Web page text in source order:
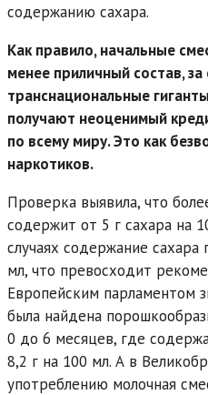
содержанию сахара.
Как правило, начальные
менее приличный состав, за
транснациональные
получают неоценимый
по всему миру. Это как
наркотиков.
Проверка выявила, что
содержит от 5 г сахара на
случаях содержание
мл, что превосходит
Европейским парламентом
была найдена
0 до 6 месяцев, где
8,2 г на 100 мл. А в
употреблению молочная